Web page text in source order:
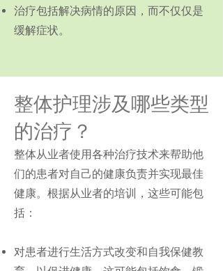
治疗包括解决病情的原因，而不仅仅是
缓解症状。
整体护理涉及哪些类型
的治疗？
整体从业者使用各种治疗技术来帮助他
们的患者对自己的健康负责并实现最佳
健康。根据从业者的培训，这些可能包
括：
对患者进行生活方式改变和自我保健教